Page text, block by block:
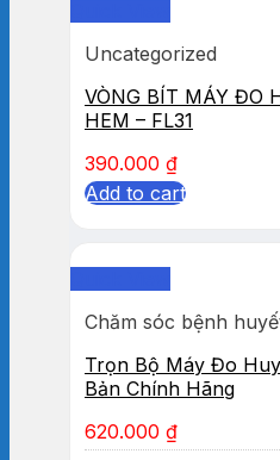
Uncategorized
VÒNG BÍT MÁY ĐO
HEM – FL31
390.000 ₫
Add to cart
Chăm sóc bệnh
Trọn Bộ Máy Đo
Bản Chính Hãng
620.000 ₫